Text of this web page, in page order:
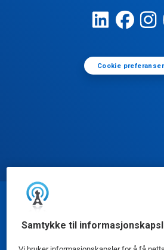
Samtykke til
Cookie preferanser
Sikkerhetsdatablad |